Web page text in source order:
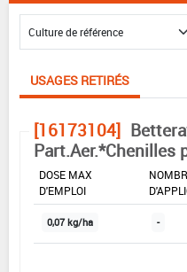
USAGES RETIRÉS
[16173104]
Part.Aer.*Chenilles
DOSE MAX
D'EMPLOI
0,07 kg/ha -